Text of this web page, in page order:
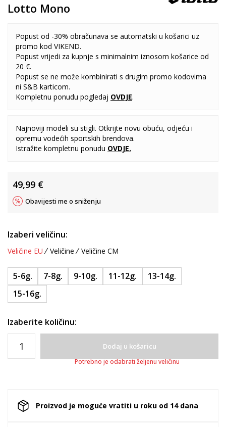
Lotto Mono
Popust od -30% obračunava se automatski u košarici uz
promo kod VIKEND.
Popust vrijedi za kupnje s minimalnim iznosom košarice od
20 €.
Popust se ne može kombinirati s drugim promo kodovima
ni S&B karticom.
Kompletnu ponudu pogledaj OVDJE.
Najnoviji modeli su stigli. Otkrijte novu obuću, odjeću i
opremu vodećih sportskih brendova.
Istražite kompletnu ponudu OVDJE.
49,99 €
Obavijesti me o sniženju
Izaberi veličinu:
Veličine EU Veličine Veličine CM
5-6g. 7-8g. 9-10g. 11-12g.
13-14g.
15-16g.
Izaberite količinu:
Dodaj u košaricu
Potrebno je odabrati željenu veličinu
Proizvod je moguće vratiti u roku od 14 dana